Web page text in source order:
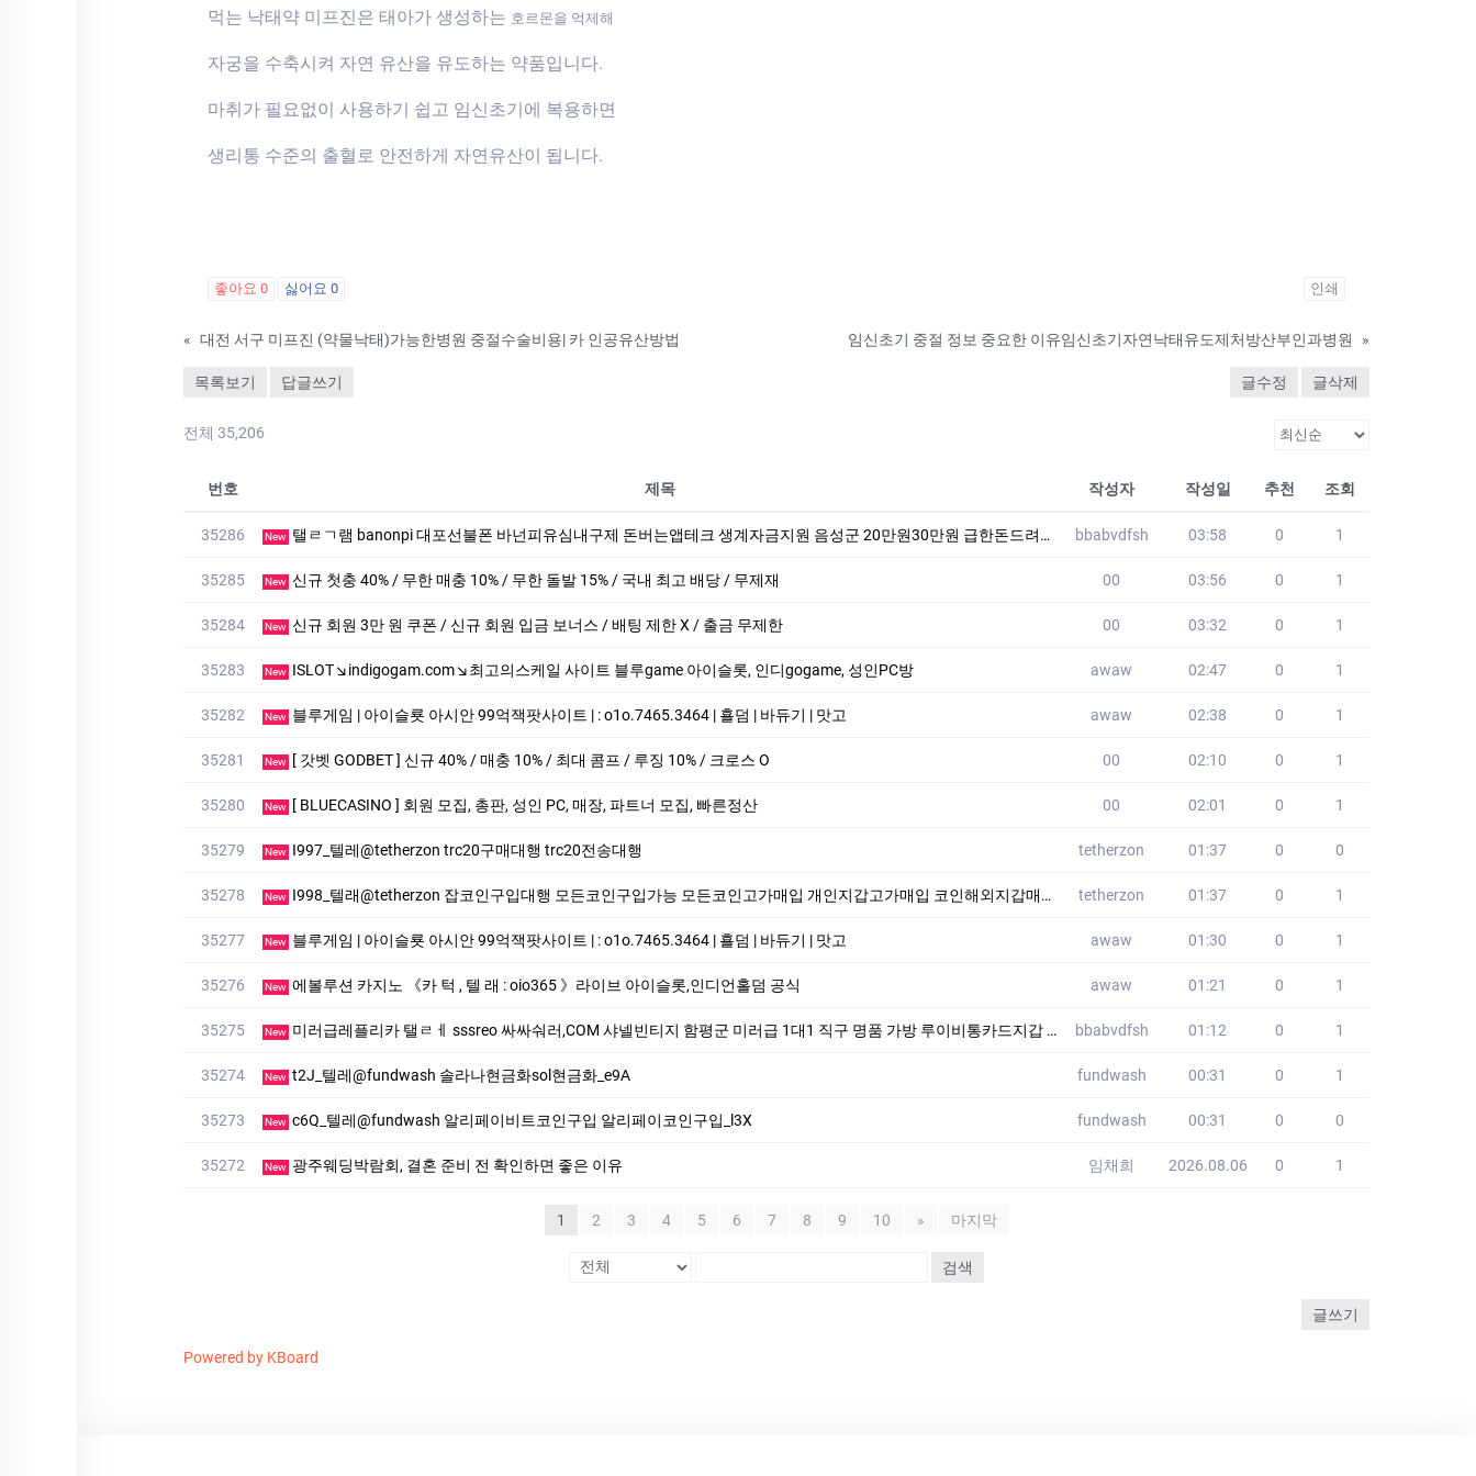
먹는 낙태약 미프진은 태아가 생성하는 호르몬을 억제해
자궁을 수축시켜 자연 유산을 유도하는 약품입니다.
마취가 필요없이 사용하기 쉽고 임신초기에 복용하면
생리통 수준의 출혈로 안전하게 자연유산이 됩니다.
좋아요 0 싫어요 0 인쇄
« 대전 서구 미프진 (약물낙태)가능한병원 중절수술비용| 카 인공유산방법 임신초기 중절 정보 중요한 이유임신초기자연낙태유도제처방산부인과병원 »
목록보기 답글쓰기 글수정 글삭제
전체 35,206
번호 제목 작성자 작성일 추천 조회
35286 New 탤ㄹㄱ램 banonpi 대포선불폰 바넌피유심내구제 돈버는앱테크 생계자금지원 음성군 20만원30만원 급한돈드려요 YLK bbabvdfsh 03:58 0 1
35285 New 신규 첫충 40% / 무한 매충 10% / 무한 돌발 15% / 국내 최고 배당 / 무제재 00 03:56 0 1
35284 New 신규 회원 3만 원 쿠폰 / 신규 회원 입금 보너스 / 배팅 제한 X / 출금 무제한 00 03:32 0 1
35283 New ISLOT↘indigogam.com↘최고의스케일 사이트 블루game 아이슬­롯, 인디gogame, 성인PC방 awaw 02:47 0 1
35282 New 블루게­임 | 아이슬룟 아시안 99억잭­팟사이트 | : o1o.7465.3464 | 횰덤 | 바듀기 | 맛고 awaw 02:38 0 1
35281 New [ 갓벳 GODBET ] 신규 40% / 매충 10% / 최대 콤프 / 루징 10% / 크로스 O 00 02:10 0 1
35280 New [ BLUECASINO ] 회원 모집, 총판, 성인 PC, 매장, 파트너 모집, 빠른정산 00 02:01 0 1
35279 New I997_텔레@tetherzon trc20구매대행 trc20전송대행 tetherzon 01:37 0 0
35278 New I998_텔래@tetherzon 잡코인구입대행 모든코인구입가능 모든코인고가매입 개인지갑고가매입 코인해외지갑매입 trc20코인전송대행 tetherzon 01:37 0 1
35277 New 블루게­임 | 아이슬룟 아시안 99억잭­팟사이트 | : o1o.7465.3464 | 횰덤 | 바듀기 | 맛고 awaw 01:30 0 1
35276 New 에볼루션 카­지노 《카 턱 , 텔 래 : oio365 》라이브 아이슬롯,인디언홀덤 공식 awaw 01:21 0 1
35275 New 미러급레플리카 탤ㄹㅔ sssreo 싸싸숴러,COM 샤넬빈티지 함평군 미러급 1대1 직구 명품 가방 루이비통카드지갑 남성명품가방 HJO bbabvdfsh 01:12 0 1
35274 New t2J_텔레@fundwash 솔라나현금화sol현금화_e9A fundwash 00:31 0 1
35273 New c6Q_텔레@fundwash 알리페이비트코인구입 알리페이코인구입_l3X fundwash 00:31 0 0
35272 New 광주웨딩박람회, 결혼 준비 전 확인하면 좋은 이유 임채희 2026.08.06 0 1
1 2 3 4 5 6 7 8 9 10 » 마지막
검색
글쓰기
Powered by KBoard